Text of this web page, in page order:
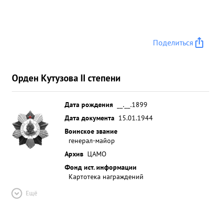
Поделиться
Орден Кутузова II степени
Дата рождения
__.__.1899
Дата документа 15.01.1944
Воинское звание
генерал-майор
Архив ЦАМО
Фонд ист. информации
Картотека награждений
Ещё